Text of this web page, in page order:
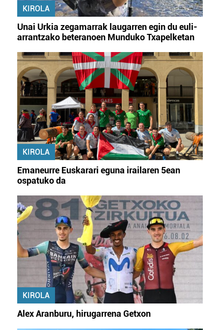
KIROLA
Unai Urkia zegamarrak laugarren egin du euli-
arrantzako beteranoen Munduko Txapelketan
KIROLA
Emaneurre Euskarari eguna irailaren 5ean
ospatuko da
KIROLA
Alex Aranburu, hirugarrena Getxon